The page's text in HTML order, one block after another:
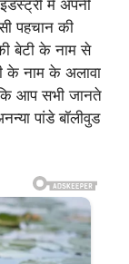
में अपनी
पहचान की
बेटी के नाम से
के नाम के अलावा
आप सभी जानते
पांडे बॉलीवुड